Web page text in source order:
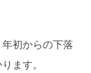
初からの下落
ます。